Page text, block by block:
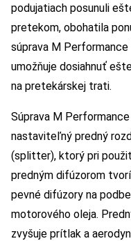
podujatiach posunuli
pretekom, obohatila
súprava M
umožňuje dosiahnuť
na pretekárskej trati.
Súprava M
nastaviteľný predný
(splitter), ktorý pri
predným difúzorom
pevné difúzory na
motorového oleja.
zvyšuje prítlak a